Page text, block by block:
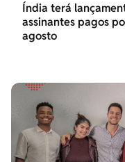
Índia terá
assinantes pagos
agosto